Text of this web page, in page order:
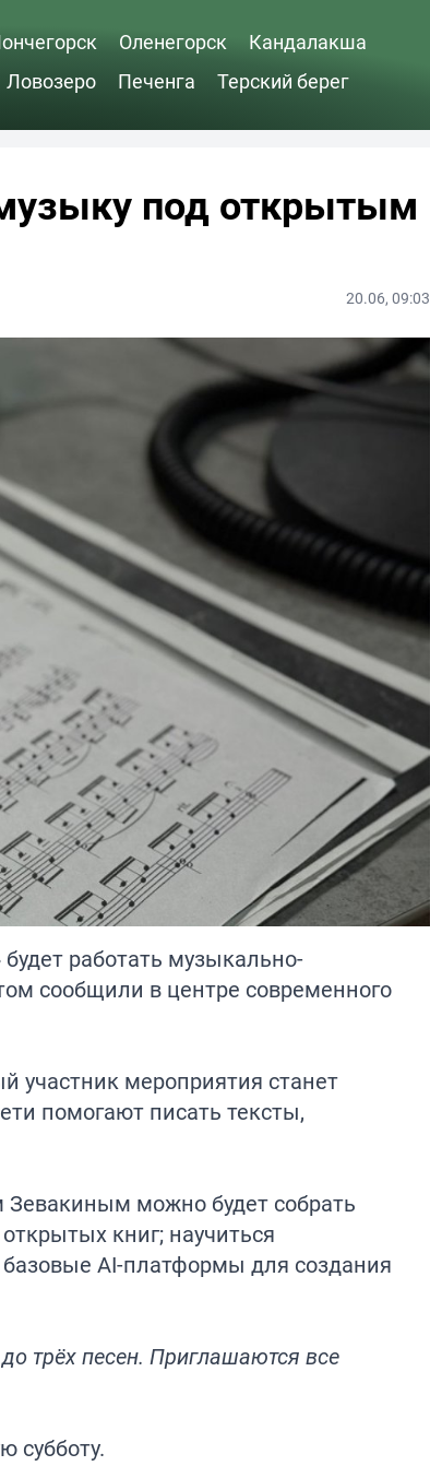
Оленегорск
Кандалакша
Ловозеро Печенга Терский берег
под открытым
20.06, 09:03
работать музыкально-
сообщили в центре современного
участник мероприятия станет
помогают писать тексты,
можно будет собрать
книг; научиться
AI-платформы для создания
трёх песен. Приглашаются все
субботу.